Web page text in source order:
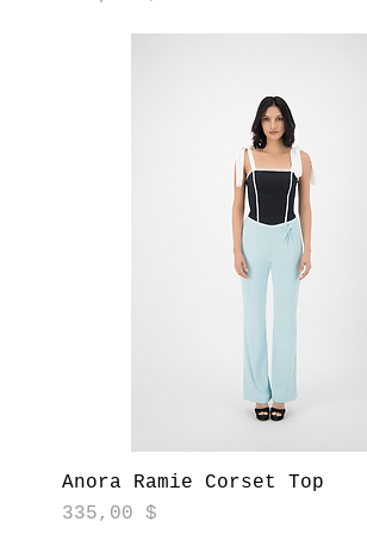
Aperçu rapide
Anora Ramie Corset Top
Prix
335,00 $